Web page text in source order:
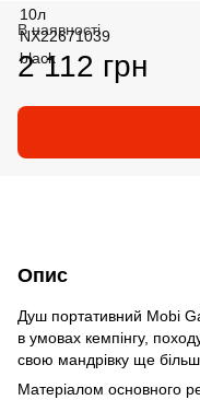
В наявності
2 112 грн
Опис
Душ портативний Mobi
в умовах кемпінгу,
свою мандрівку ще
Матеріалом основного